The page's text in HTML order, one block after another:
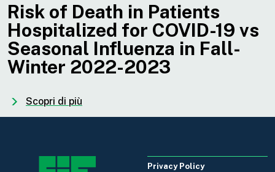
Risk of Death in Patients
Hospitalized for COVID-19 vs
Seasonal Influenza in Fall-
Winter 2022-2023
Scopri di più
Privacy Policy